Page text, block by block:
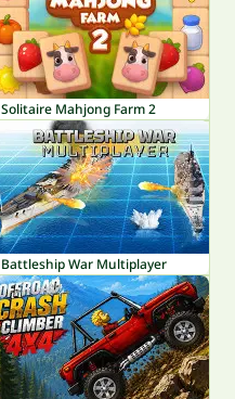
Solitaire Mahjong Farm 2
Battleship War Multiplayer